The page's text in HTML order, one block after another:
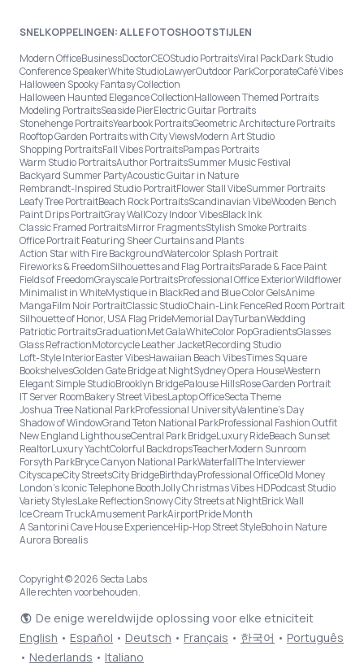
SNELKOPPELINGEN: ALLE FOTOSHOOTSTIJLEN
Modern OfficeBusinessDoctorCEOStudio PortraitsViral PackDark Studio
Conference SpeakerWhite StudioLawyerOutdoor ParkCorporateCafé Vibes
Halloween Spooky Fantasy Collection
Halloween Haunted Elegance CollectionHalloween Themed Portraits
Modeling PortraitsSeaside PierElectric Guitar Portraits
Stonehenge PortraitsYearbook PortraitsGeometric Architecture Portraits
Rooftop Garden Portraits with City ViewsModern Art Studio
Shopping PortraitsFall Vibes PortraitsPampas Portraits
Warm Studio PortraitsAuthor PortraitsSummer Music Festival
Backyard Summer PartyAcoustic Guitar in Nature
Rembrandt-Inspired Studio PortraitFlower Stall VibeSummer Portraits
Leafy Tree PortraitBeach Rock PortraitsScandinavian VibeWooden Bench
Paint Drips PortraitGray WallCozy Indoor VibesBlack Ink
Classic Framed PortraitsMirror FragmentsStylish Smoke Portraits
Office Portrait Featuring Sheer Curtains and Plants
Action Star with Fire BackgroundWatercolor Splash Portrait
Fireworks & FreedomSilhouettes and Flag PortraitsParade & Face Paint
Fields of FreedomGrayscale PortraitsProfessional Office ExteriorWildflower
Minimalist in WhiteMystique in BlackRed and Blue Color GelsAnime
MangaFilm Noir PortraitClassic StudioChain-Link FenceRed Room Portrait
Silhouette of Honor, USA Flag PrideMemorial DayTurbanWedding
Patriotic PortraitsGraduationMet GalaWhiteColor PopGradientsGlasses
Glass RefractionMotorcycle Leather JacketRecording Studio
Loft-Style InteriorEaster VibesHawaiian Beach VibesTimes Square
BookshelvesGolden Gate Bridge at NightSydney Opera HouseWestern
Elegant Simple StudioBrooklyn BridgePalouse HillsRose Garden Portrait
IT Server RoomBakery Street VibesLaptop OfficeSecta Theme
Joshua Tree National ParkProfessional UniversityValentine's Day
Shadow of WindowGrand Teton National ParkProfessional Fashion Outfit
New England LighthouseCentral Park BridgeLuxury RideBeach Sunset
RealtorLuxury YachtColorful BackdropsTeacherModern Sunroom
Forsyth ParkBryce Canyon National ParkWaterfallThe Interviewer
CityscapeCity StreetsCity BridgeBirthdayProfessional OfficeOld Money
London’s Iconic Telephone BoothJolly Christmas Vibes HDPodcast Studio
Variety StylesLake ReflectionSnowy City Streets at NightBrick Wall
Ice Cream TruckAmusement ParkAirportPride Month
A Santorini Cave House ExperienceHip-Hop Street StyleBoho in Nature
Aurora Borealis
Copyright © 2026 Secta Labs
Alle rechten voorbehouden.
De enige wereldwijde oplossing voor elke etniciteit
English • Español • Deutsch • Français • 한국어 • Português
• Nederlands • Italiano